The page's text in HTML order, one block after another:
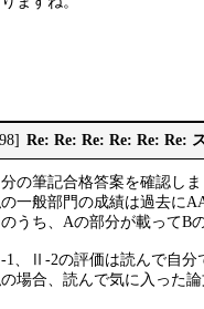
Re: Re: Re: Re: Re: Re:
分の筆記合格答案を確認しま
一般部門の成績は過去に
うち、Aの部分が載ってB
1、Ⅱ-2の評価は読んで自分
場合、読んで気に入った